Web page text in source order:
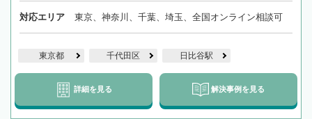
対応エリア 東京、神奈川、千葉、埼玉、全国オンライン相談可
東京都 千代田区 日比谷駅
詳細を見る 解決事例を見る